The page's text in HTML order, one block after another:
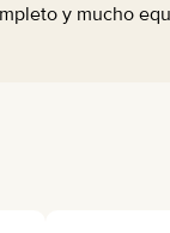
y mucho